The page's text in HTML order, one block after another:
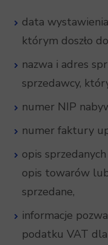
data
którym doszło
nazwa i adres
sprzedawcy,
numer NIP
numer faktury
opis
opis towarów
sprzedane,
informacje
podatku VAT